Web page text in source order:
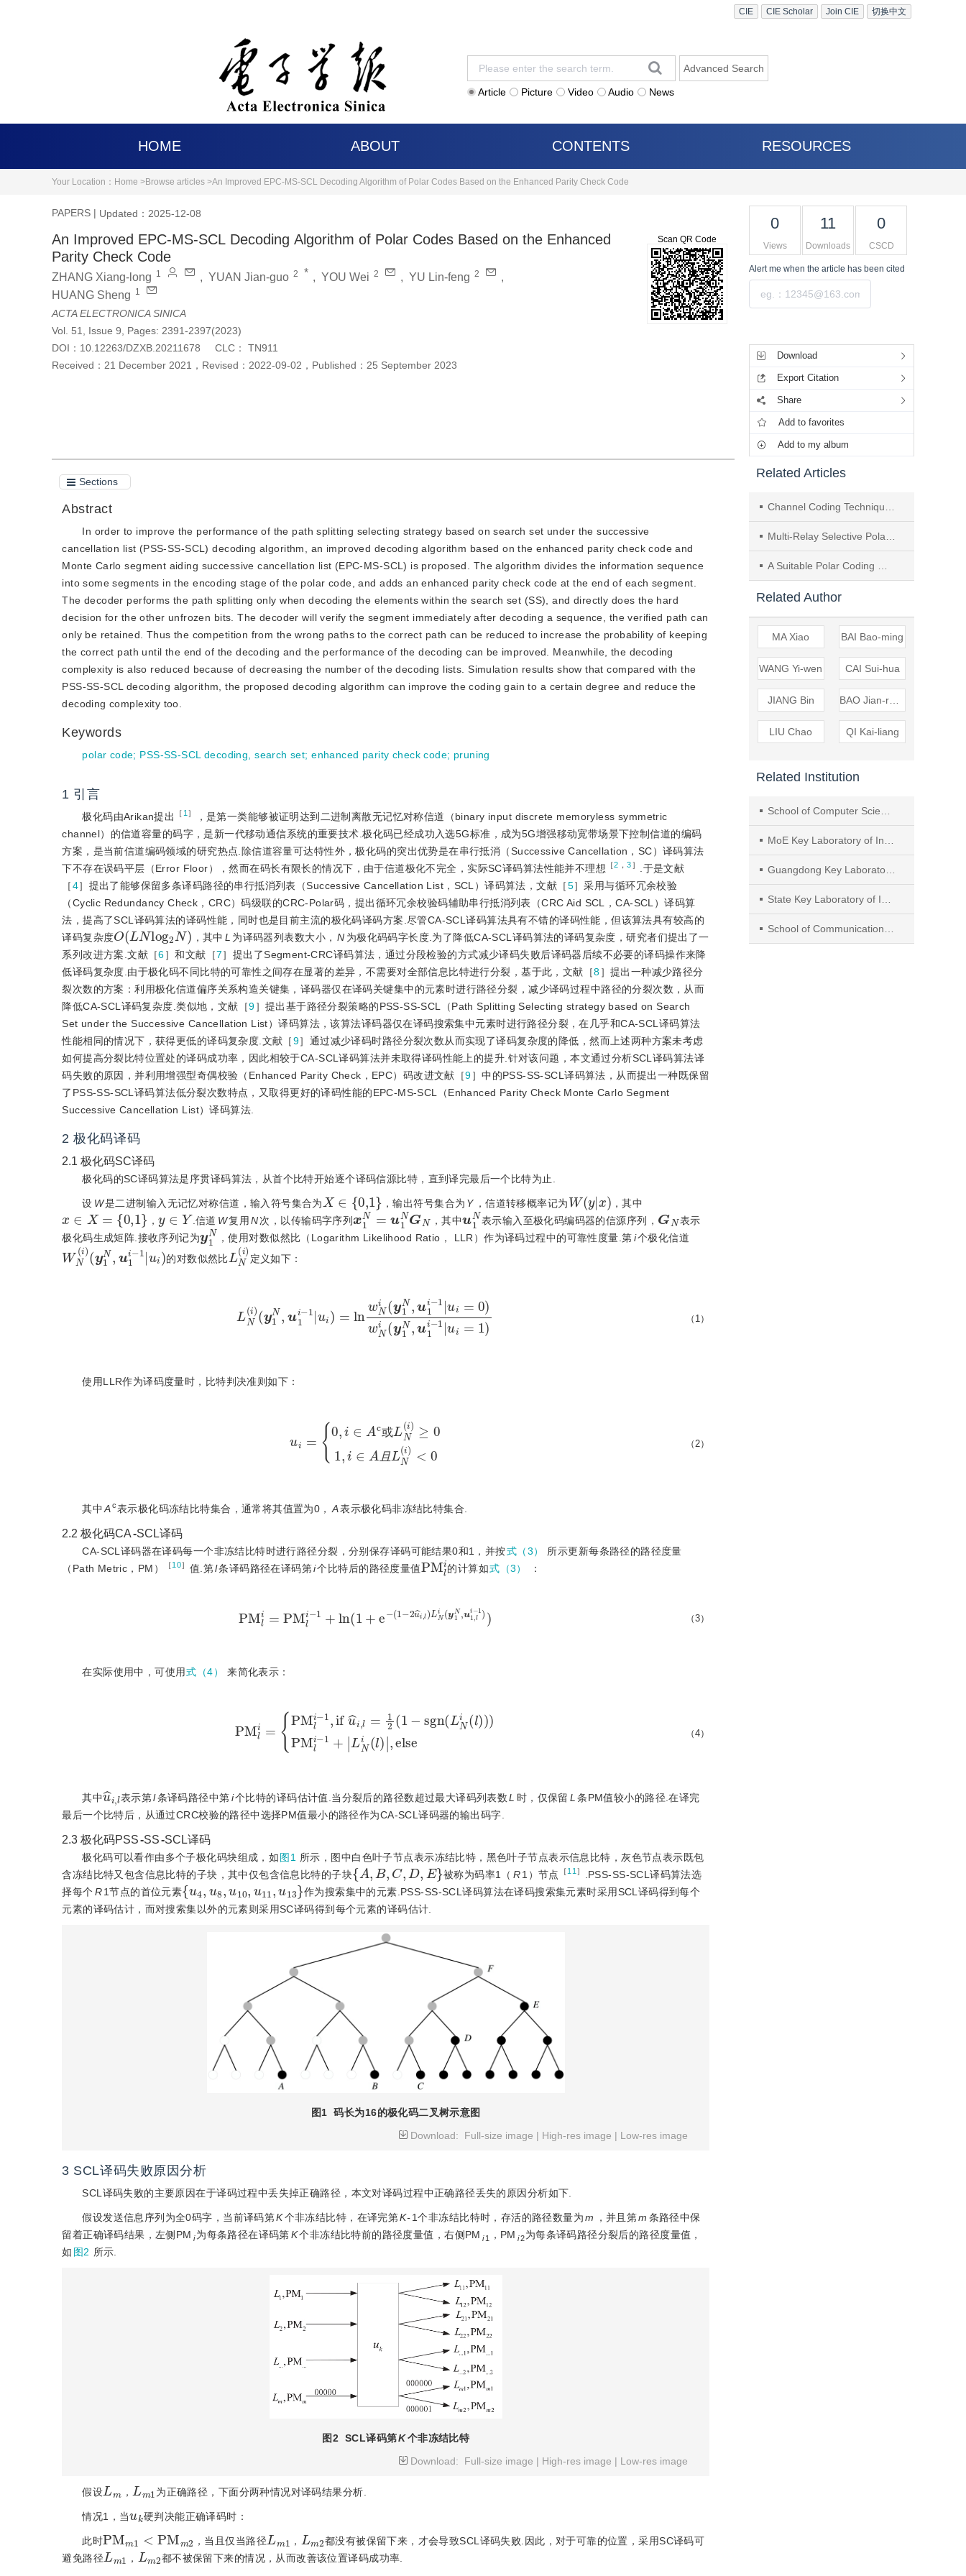
切换中文
Join CIE
CIE Scholar
CIE
Article Picture Video Audio News
Advanced Search
HOME ABOUT CONTENTS RESOURCES
Your Location： Home >Browse articles >An Improved EPC-MS-SCL Decoding Algorithm of Polar Codes Based on the Enhanced Parity Check Code
PAPERS | Updated：2025-12-08
An Improved EPC-MS-SCL Decoding Algorithm of Polar Codes Based on the Enhanced
Parity Check Code
ZHANG Xiang-long 1 , YUAN Jian-guo 2 * , YOU Wei 2 , YU Lin-feng 2
,
HUANG Sheng 1
ACTA ELECTRONICA SINICA
Vol. 51, Issue 9, Pages: 2391-2397(2023)
DOI： 10.12263/DZXB.20211678 CLC：
TN911
Received： 21 December 2021 ， Revised： 2022-09-02 ， Published： 25 September 2023
Scan QR Code
Sections
Abstract
In order to improve the performance of the path splitting selecting strategy based on search set under the successive
cancellation list (PSS-SS-SCL) decoding algorithm, an improved decoding algorithm based on the enhanced parity check code and
Monte Carlo segment aiding successive cancellation list (EPC-MS-SCL) is proposed. The algorithm divides the information sequence
into some segments in the encoding stage of the polar code, and adds an enhanced parity check code at the end of each segment.
The decoder performs the path splitting only when decoding the elements within the search set (SS), and directly does the hard
decision for the other unfrozen bits. The decoder will verify the segment immediately after decoding a sequence, the verified path can
only be retained. Thus the competition from the wrong paths to the correct path can be reduced to increase the probability of keeping
the correct path until the end of the decoding and the performance of the decoding can be improved. Meanwhile, the decoding
complexity is also reduced because of decreasing the number of the decoding lists. Simulation results show that compared with the
PSS-SS-SCL decoding algorithm, the proposed decoding algorithm can improve the coding gain to a certain degree and reduce the
decoding complexity too.
Keywords
polar code; PSS-SS-SCL decoding, search set;enhanced parity check code; pruning
1 引言
极化码由Arikan提出 ［ 1 ］
，是第一类能够被证明达到二进制离散无记忆对称信道（binary input discrete memoryless symmetric
channel）的信道容量的码字，是新一代移动通信系统的重要技术.极化码已经成功入选5G标准，成为5G增强移动宽带场景下控制信道的编码
方案，是当前信道编码领域的研究热点.除信道容量可达特性外，极化码的突出优势是在串行抵消（Successive Cancellation，SC）译码算法
下不存在误码平层（Error Floor），然而在码长有限长的情况下，由于信道极化不完全，实际SC译码算法性能并不理想 ［2 ，3］
.于是文献
［4］提出了能够保留多条译码路径的串行抵消列表（Successive Cancellation List，SCL）译码算法，文献［5］采用与循环冗余校验
（Cyclic Redundancy Check，CRC）码级联的CRC-Polar码，提出循环冗余校验码辅助串行抵消列表（CRC Aid SCL，CA-SCL）译码算
法，提高了SCL译码算法的译码性能，同时也是目前主流的极化码译码方案.尽管CA-SCL译码算法具有不错的译码性能，但该算法具有较高的
译码复杂度
O (L Nlog2N)
，其中 L 为译码器列表数大小， N 为极化码码字长度.为了降低CA-SCL译码算法的译码复杂度，研究者们提出了一
系列改进方案.文献［6］和文献［7］提出了Segment-CRC译码算法，通过分段检验的方式减少译码失败后译码器后续不必要的译码操作来降
低译码复杂度.由于极化码不同比特的可靠性之间存在显著的差异，不需要对全部信息比特进行分裂，基于此，文献［8］提出一种减少路径分
裂次数的方案：利用极化信道偏序关系构造关键集，译码器仅在译码关键集中的元素时进行路径分裂，减少译码过程中路径的分裂次数，从而
降低CA-SCL译码复杂度.类似地，文献［9］提出基于路径分裂策略的PSS-SS-SCL（Path Splitting Selecting strategy based on Search
Set under the Successive Cancellation List）译码算法，该算法译码器仅在译码搜索集中元素时进行路径分裂，在几乎和CA-SCL译码算法
性能相同的情况下，获得更低的译码复杂度.文献［9］通过减少译码时路径分裂次数从而实现了译码复杂度的降低，然而上述两种方案未考虑
如何提高分裂比特位置处的译码成功率，因此相较于CA-SCL译码算法并未取得译码性能上的提升.针对该问题，本文通过分析SCL译码算法译
码失败的原因，并利用增强型奇偶校验（Enhanced Parity Check，EPC）码改进文献［9］中的PSS-SS-SCL译码算法，从而提出一种既保留
了PSS-SS-SCL译码算法低分裂次数特点，又取得更好的译码性能的EPC-MS-SCL（Enhanced Parity Check Monte Carlo Segment
Successive Cancellation List）译码算法.
2 极化码译码
2.1 极化码SC译码
极化码的SC译码算法是序贯译码算法，从首个比特开始逐个译码信源比特，直到译完最后一个比特为止.
设 W是二进制输入无记忆对称信道，输入符号集合为
X∈ 0,1
，输出符号集合为 Y ，信道转移概率记为
W(y | )
，其中
X= 0,1}
，
y∈Y
.信道 W复用 N次，以传输码字序列
x 1N=u1NG N
，其中
u 1N
表示输入至极化码编码器的信源序列，
GN
表示
极化码生成矩阵.接收序列记为
y1N
，使用对数似然比（Logarithm Likelihood Ratio， LLR）作为译码过程中的可靠性度量.第i个极化信道
WN( i) y1 N,u1
1|ui)
的对数似然比
LN( i)
定义如下：
1i 1 ui= )wN N,u
（1）
使用LLR作为译码度量时，比特判决准则如下：
或
且
或 ∈A
（2）
其中 A c表示极化码冻结比特集合，通常将其值置为0， A表示极化码非冻结比特集合.
2.2 极化码CA-SCL译码
CA-SCL译码器在译码每一个非冻结比特时进行路径分裂，分别保存译码可能结果0和1，并按式（3）
所示更新每条路径的路径度量
（Path Metric，PM）
［10］ 值.第l条译码路径在译码第i个比特后的路径度量值
PMli
的计算如式（3） ：
P +l n( ( ,l) LN (y1 N ,u 1,li-1
（3）
在实际使用中，可使用 式（4） 来简化表示：
f u^i l= 1 (1 -s N i (l - 1+ LNi(
（4）
其中
u^ l
表示第l条译码路径中第i个比特的译码估计值.当分裂后的路径数超过最大译码列表数 L 时，仅保留 L 条PM值较小的路径.在译完
最后一个比特后，从通过CRC校验的路径中选择PM值最小的路径作为CA-SCL译码器的输出码字.
2.3 极化码PSS-SS-SCL译码
极化码可以看作由多个子极化码块组成，如图1 所示，图中白色叶子节点表示冻结比特，黑色叶子节点表示信息比特，灰色节点表示既包
含冻结比特又包含信息比特的子块，其中仅包含信息比特的子块
{A,B,C ,D,E}
被称为码率1（ R1）节点 ［11 ］
.PSS-SS-SCL译码算法选
择每个 R1节点的首位元素
{u4 u8, u10,u11,u13}
作为搜索集中的元素.PSS-SS-SCL译码算法在译码搜索集元素时采用SCL译码得到每个
元素的译码估计，而对搜索集以外的元素则采用SC译码得到每个元素的译码估计.
图1 码长为16的极化码二叉树示意图
Download:
Full-size image | High-res image | Low-res image
3 SCL译码失败原因分析
SCL译码失败的主要原因在于译码过程中丢失掉正确路径，本文对译码过程中正确路径丢失的原因分析如下.
假设发送信息序列为全0码字，当前译码第K个非冻结比特，在译完第K-1个非冻结比特时，存活的路径数量为m ，并且第m 条路径中保
留着正确译码结果，左侧PM i 为每条路径在译码第K个非冻结比特前的路径度量值，右侧PM i 1 ，PM i2为每条译码路径分裂后的路径度量值，
如 图2 所示.
图2 SCL译码第K个非冻结比特
Download:
Full-size image | High-res image | Low-res image
假设
L
，
L 1
为正确路径，下面分两种情况对译码结果分析.
情况1，当
k
硬判决能正确译码时：
此时
PMm PM m
，当且仅当路径
L
，
L 2
都没有被保留下来，才会导致SCL译码失败.因此，对于可靠的位置，采用SC译码可
避免路径
L 1
，
L m 2
都不被保留下来的情况，从而改善该位置译码成功率.
0
Views
11
Downloads
0
CSCD
Alert me when the article has been cited
Download
Export Citation
Share
Add to favorites
Add to my album
Related Articles
Channel Coding Techniques for Ultra-Reliable and Low-Latency Communication
Multi-Relay Selective Polar Decoding and Forwarding and Optimized Power Allocation
A Suitable Polar Coding Modulation Scheme for Atmospheric Weak Turbulence Channel
Related Author
MA Xiao BAI Bao-ming
WANG Yi-wen CAI Sui-hua
JIANG Bin
LIU Chao QI Kai-liang
Related Institution
School of Computer Science and Engineering, Sun Yat-Sen University
MoE Key Laboratory of Information Technology, Sun Yat-sen University
Guangdong Key Laboratory of Information Security Technology, Sun Yat-sen University
State Key Laboratory of Integrated Service Networks, Xidian University
School of Communication Engineering,HangZhou DianZi University